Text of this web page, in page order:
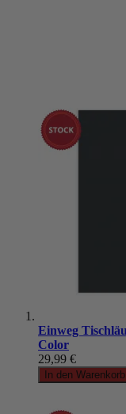
Einweg
Color
29,99 €
In den Warenkorb